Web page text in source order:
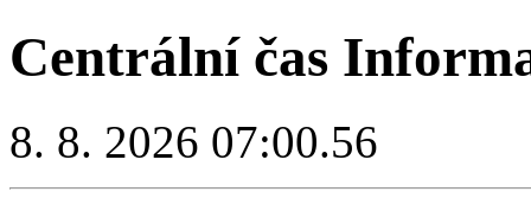
Centrální čas
8. 8. 2026 07:00.56